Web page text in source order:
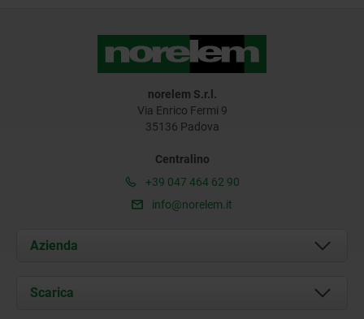
norelem S.r.l.
Via Enrico Fermi 9
35136 Padova
Centralino
+39 047 464 62 90
info@norelem.it
Azienda
Chi siamo
Scarica